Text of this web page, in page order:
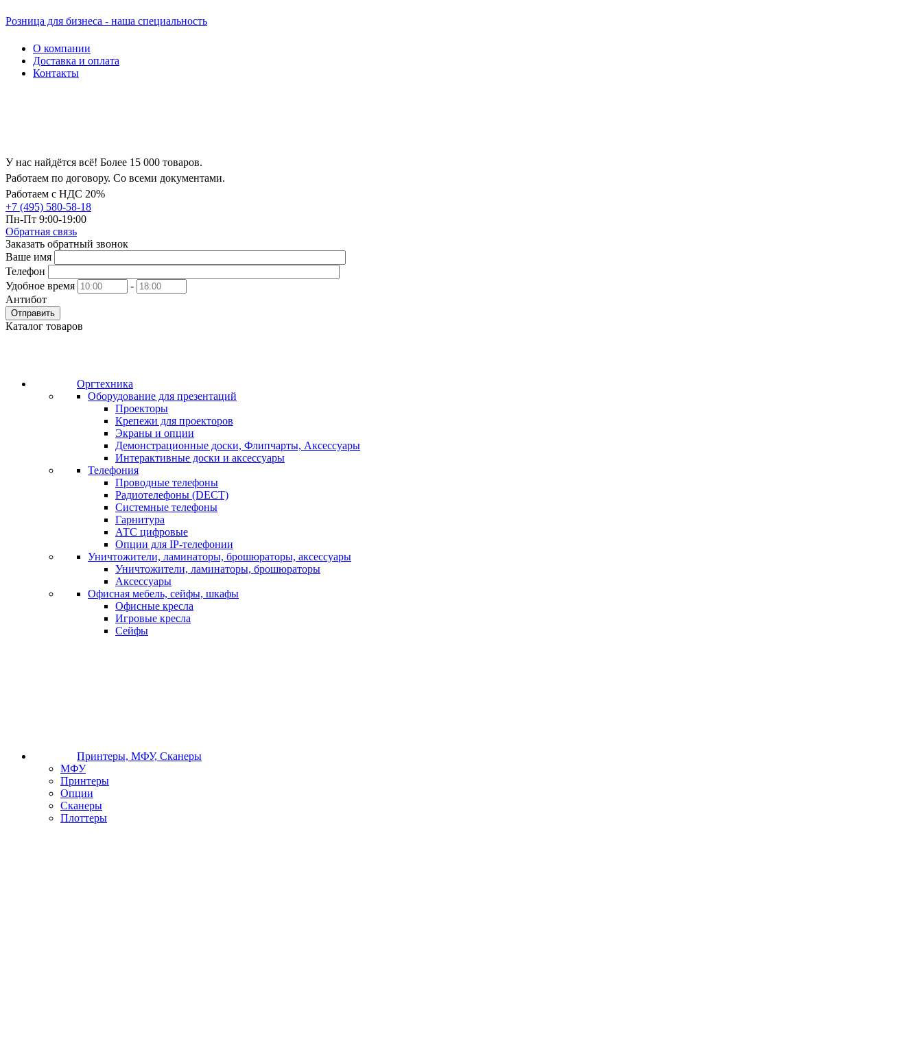
Розница для бизнеса - наша специальность
О компании
Доставка и оплата
Контакты
У нас найдётся всё! Более 15 000 товаров.
Работаем по договору. Со всеми документами.
Работаем с НДС 20%
+7 (495) 580-58-18
Пн-Пт 9:00-19:00
Обратная связь
Заказать обратный звонок
Ваше имя
Телефон
Удобное время
-
Антибот
Отправить
Каталог товаров
Оргтехника
Оборудование для презентаций
Проекторы
Крепежи для проекторов
Экраны и опции
Демонстрационные доски, Флипчарты, Аксессуары
Интерактивные доски и аксессуары
Телефония
Проводные телефоны
Радиотелефоны (DECT)
Системные телефоны
Гарнитура
АТС цифровые
Опции для IP-телефонии
Уничтожители, ламинаторы, брошюраторы, аксессуары
Уничтожители, ламинаторы, брошюраторы
Аксессуары
Офисная мебель, сейфы, шкафы
Офисные кресла
Игровые кресла
Сейфы
Принтеры, МФУ, Сканеры
МФУ
Принтеры
Опции
Сканеры
Плоттеры